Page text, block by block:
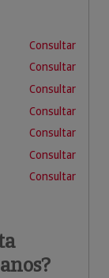
Consultar
Consultar
Consultar
Consultar
Consultar
Consultar
Consultar